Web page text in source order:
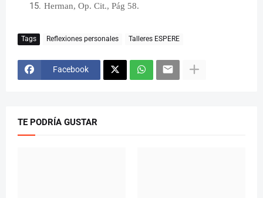
Herman, Op. Cit., Pág 58.
Tags Reflexiones personales Talleres ESPERE
Facebook
TE PODRÍA GUSTAR